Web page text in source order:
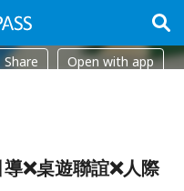
Share Open with app
❌桌遊聯誼❌人際